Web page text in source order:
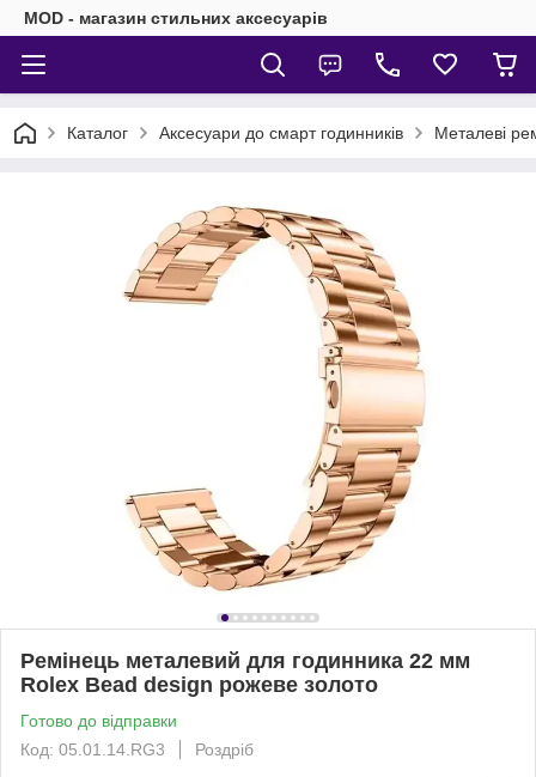
MOD - магазин стильних аксесуарів
Каталог Аксесуари до смарт годинників Металеві
Ремінець металевий для годинника 22 мм
Rolex Bead design рожеве золото
Готово до відправки
Код: 05.01.14.RG3
Роздріб